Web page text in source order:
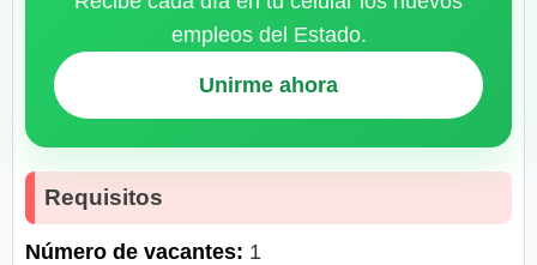
empleos del Estado.
Unirme ahora
Requisitos
Número de vacantes: 1